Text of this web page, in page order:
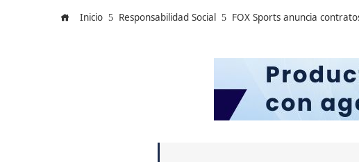
Inicio Responsabilidad Social FOX Sports anuncia